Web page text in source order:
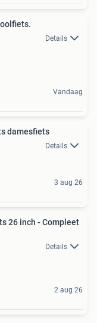
Details
Vandaag
damesfiets
Details
3 aug 26
26 inch - Compleet
Details
2 aug 26